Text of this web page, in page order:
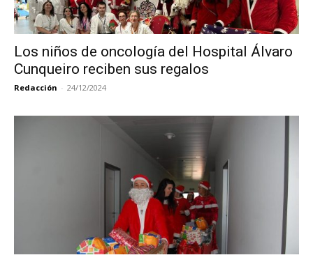
Los niños de oncología del Hospital Álvaro
Cunqueiro reciben sus regalos
Redacción - 24/12/2024